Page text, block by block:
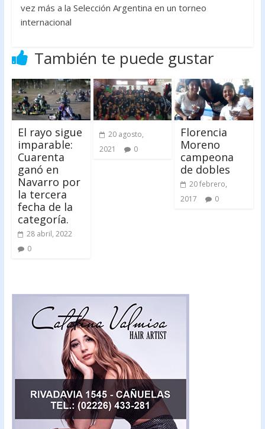
vez más a la Selección Argentina en un torneo
internacional
También te puede gustar
El rayo sigue
imparable:
Cuarenta
ganó en
Navarro por
la tercera
fecha de la
categoría.
28 abril, 2022
0
20 agosto,
2021
0
Florencia
Moreno
campeona
de dobles
20 febrero,
2017
0